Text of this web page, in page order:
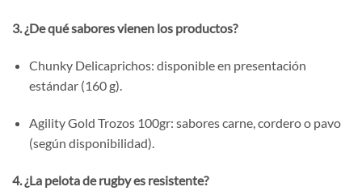
3. ¿De qué sabores vienen los productos?
Chunky Delicaprichos: disponible en presentación
estándar (160 g).
Agility Gold Trozos 100gr: sabores carne, cordero o pavo
(según disponibilidad).
4. ¿La pelota de rugby es resistente?